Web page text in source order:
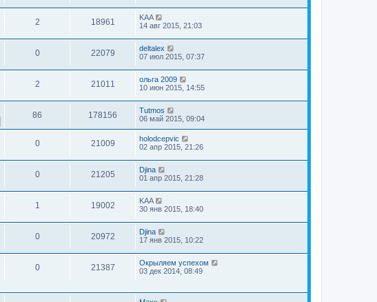
2 18961
KAA
14 авг 2015, 21:03
0 22079
deltalex
07 июл 2015, 07:37
2 21011
ольга 2009
10 июн 2015, 14:55
86 178156
Tutmos
06 май 2015, 09:04
0 21009
holodcepvic
02 апр 2015, 21:26
0 21205
Djina
01 апр 2015, 21:28
1 19002
KAA
30 янв 2015, 18:40
0 20972
Djina
17 янв 2015, 10:22
0 21387
Окрыляем успехом
03 дек 2014, 08:49